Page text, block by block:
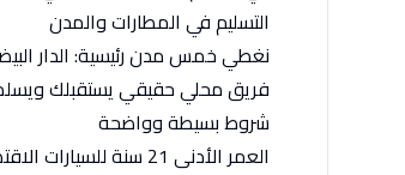
التسليم في المطارات والمدن
نغطي خمس مدن رئيسية: الدار
فريق محلي حقيقي يستقبلك
شروط بسيطة وواضحة
العمر الأدنى 21 سنة للسيارات الاقتصادية والصغيرة، والتأمين مشمول في موديلات مختارة. وإن كان لديك أي سؤال قبل الحجز، الفريق يجيبك مباشرة على واتساب.